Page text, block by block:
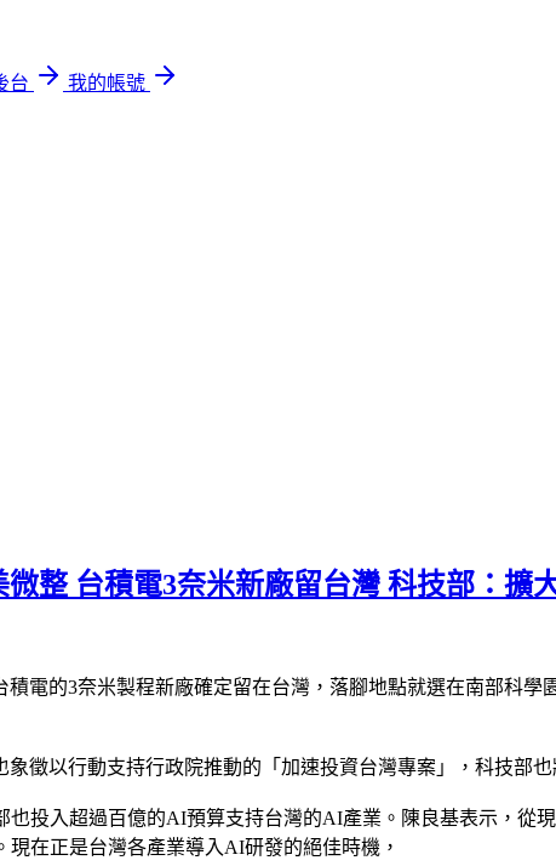
台
我的帳號
微整 台積電3奈米新廠留台灣 科技部：擴
積電的3奈米製程新廠確定留在台灣，落腳地點就選在南部科
象徵以行動支持行政院推動的「加速投資台灣專案」，科技部
投入超過百億的AI預算支持台灣的AI產業。陳良基表示，從
在正是台灣各產業導入AI研發的絕佳時機，